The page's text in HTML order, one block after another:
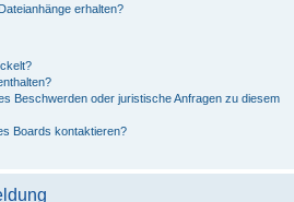
erhalten?
Beschwerden oder juristische Anfragen zu diesem
Boards kontaktieren?